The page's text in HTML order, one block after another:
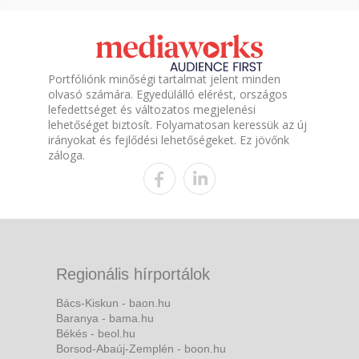
Portfóliónk minőségi tartalmat jelent minden
olvasó számára. Egyedülálló elérést, országos
lefedettséget és változatos megjelenési
lehetőséget biztosít. Folyamatosan keressük az új
irányokat és fejlődési lehetőségeket. Ez jövőnk
záloga.
Regionális hírportálok
Bács-Kiskun - baon.hu
Baranya - bama.hu
Békés - beol.hu
Borsod-Abaúj-Zemplén - boon.hu